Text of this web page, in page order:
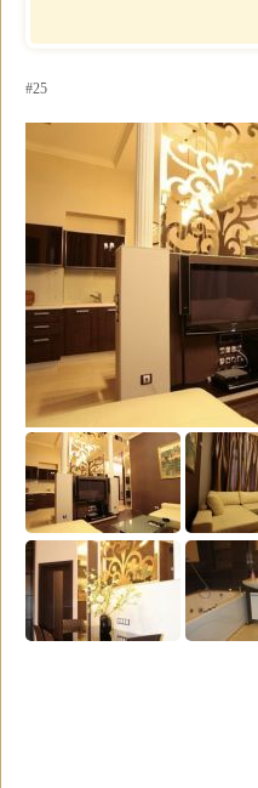
Недорогие
Номер для
Фавола Аватара
#25